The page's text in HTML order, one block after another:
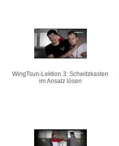
WingTsun-Lektion 3: Schwitzkasten
im Ansatz lösen